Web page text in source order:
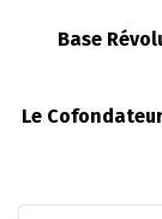
Base
Le